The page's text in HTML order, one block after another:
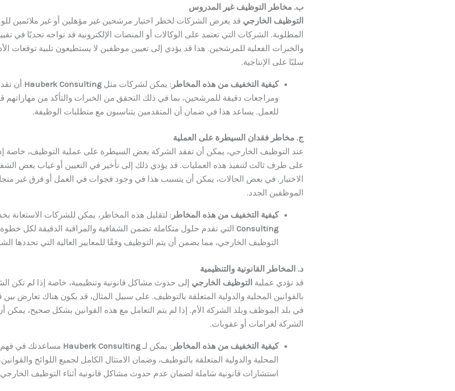
ب. مخاطر التوظيف غير المدروس
التوظيف الخارجي قد يعرض الشركات لخطر اختيار مرشحين غير مؤهلين أو غير ملائمين
المطلوبة. الشركات التي تعتمد على الوكالات أو المنصات الإلكترونية قد تواجه تحديًا في
والخبرات الفعلية للمرشحين. هذا قد يؤدي إلى تعيين موظفين لا يستطيعون تلبية توقعات
سلبًا على الإنتاجية.
كيفية التخفيف من هذه المخاطر : يمكن لشركات مثل Hauberk Consulting أن
ومراجعات دقيقة للمرشحين، بما في ذلك التحقق من الخبرات والتأكد من مهاراتهم
للعمل. يساعد هذا في ضمان أن المتقدمين يتناسبون مع متطلبات الوظيفة.
ج. مخاطر فقدان السيطرة على العملية
عند التوظيف الخارجي، يمكن أن تفقد الشركة بعض السيطرة على عملية التوظيف، خاصة
على طرف ثالث لتنفيذ هذه العمليات. قد يؤدي ذلك إلى تأخير في التعيين أو غياب بعض
الاختيار. في بعض الحالات، يمكن أن يتسبب هذا في وجود فجوات في العمل أو فرق غير
الموظفين الجدد.
كيفية التخفيف من هذه المخاطر : لتقليل هذه المخاطر، يمكن للشركات الاستعانة
Consulting التي تقدم حلول متكاملة تضمن الشفافية والمراقبة الدقيقة لكل
التوظيف الخارجي، مما يضمن أن يتم التوظيف وفقًا للمعايير العالية التي تحددها
د. المخاطر القانونية والتنظيمية
قد تؤدي عملية التوظيف الخارجي إلى حدوث مشاكل قانونية وتنظيمية، خاصة إذا لم تكن
بالقوانين المحلية والدولية المتعلقة بالتوظيف. على سبيل المثال، قد يكون هناك تعارض بين
في بلد الموظف وبلد الشركة الأم. إذا لم يتم التعامل مع هذه القوانين بشكل صحيح، يمكن
الشركة لغرامات أو عقوبات.
كيفية التخفيف من هذه المخاطر : يمكن لـ Hauberk Consulting مساعدتك في فهم
المحلية والدولية المتعلقة بالتوظيف، وضمان الامتثال الكامل لجميع اللوائح
استشارات قانونية شاملة لضمان عدم حدوث مشاكل قانونية أثناء التوظيف